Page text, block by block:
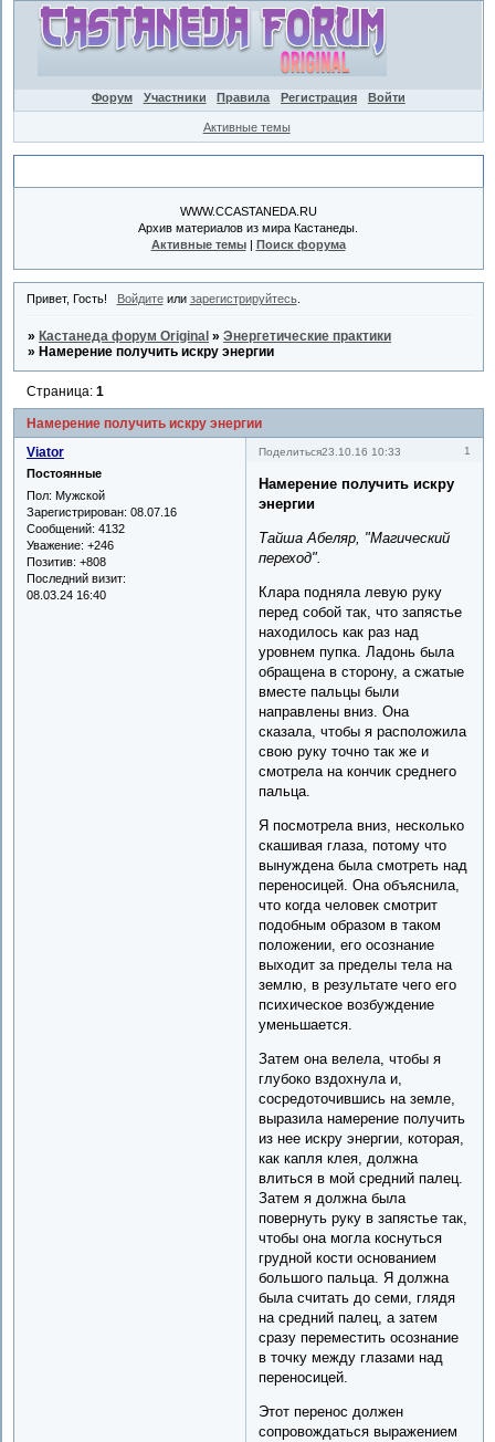
Форум Участники Правила Регистрация Войти
Активные темы
WWW.CCASTANEDA.RU
Архив материалов из мира Кастанеды.
Активные темы| Поиск форума
Привет, Гость! Войдитеили зарегистрируйтесь.
» Кастанеда форум Original »Энергетические практики
» Намерение получить искру энергии
Намерение получить искру энергии
Страница:1
Поделиться 1
23.10.16 10:33
Viator
Постоянные
Пол: Мужской
Зарегистрирован: 08.07.16
Сообщений: 4132
Уважение: +246
Позитив: +808
Последний визит:
08.03.24 16:40
Намерение получить искру
энергии
Тайша Абеляр, "Магический
переход".
Клара подняла левую руку
перед собой так, что запястье
находилось как раз над
уровнем пупка. Ладонь была
обращена в сторону, а сжатые
вместе пальцы были
направлены вниз. Она
сказала, чтобы я расположила
свою руку точно так же и
смотрела на кончик среднего
пальца.
Я посмотрела вниз, несколько
скашивая глаза, потому что
вынуждена была смотреть над
переносицей. Она объяснила,
что когда человек смотрит
подобным образом в таком
положении, его осознание
выходит за пределы тела на
землю, в результате чего его
психическое возбуждение
уменьшается.
Затем она велела, чтобы я
глубоко вздохнула и,
сосредоточившись на земле,
выразила намерение получить
из нее искру энергии, которая,
как капля клея, должна
влиться в мой средний палец.
Затем я должна была
повернуть руку в запястье так,
чтобы она могла коснуться
грудной кости основанием
большого пальца. Я должна
была считать до семи, глядя
на средний палец, а затем
сразу переместить осознание
в точку между глазами над
переносицей.
Этот перенос должен
сопровождаться выражением